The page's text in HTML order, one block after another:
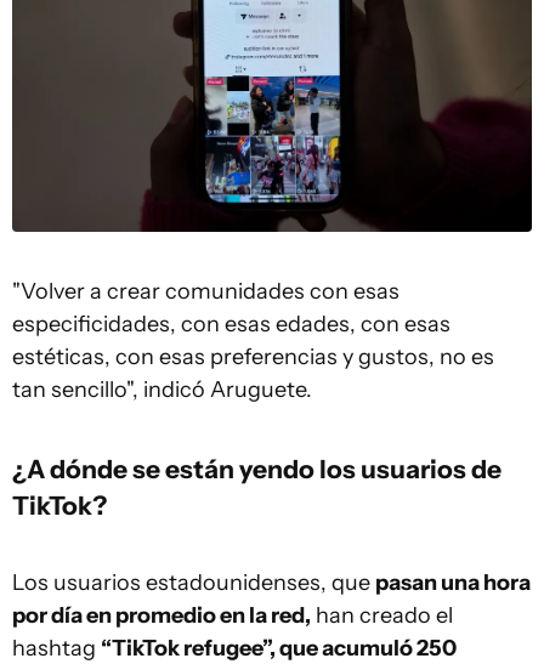
"Volver a crear comunidades con esas
especificidades, con esas edades, con esas
estéticas, con esas preferencias y gustos, no es
tan sencillo", indicó Aruguete.
¿A dónde se están yendo los usuarios de
TikTok?
Los usuarios estadounidenses, que pasan una hora
por día en promedio en la red, han creado el
hashtag “TikTok refugee”, que acumuló 250